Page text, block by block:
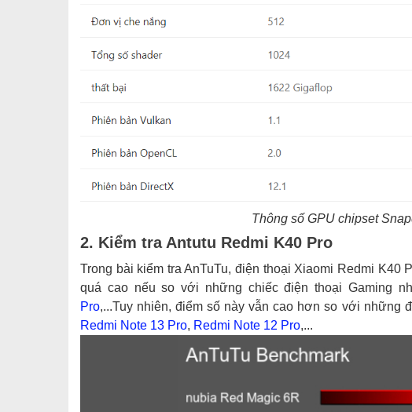
Thông số GPU chipset
2. Kiểm tra Antutu Redmi K40 Pro
Trong bài kiểm tra AnTuTu, điện thoại Xiaomi Redmi K40
quá cao nếu so với những chiếc điện thoại Gaming
Pro,...Tuy nhiên, điểm số này vẫn cao hơn so với những
Redmi Note 13 Pro, Redmi Note 12 Pro,...